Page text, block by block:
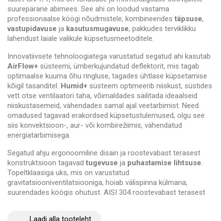
suurepärane abimees. See ahi on loodud vastama
professionaalse köögi nõudmistele, kombineerides täpsuse,
vastupidavuse ja kasutusmugavuse, pakkudes terviklikku
lahendust laiale valikule küpsetusmeetoditele.
Innovatiivsete tehnoloogiatega varustatud segatud ahi kasutab
AirFlow+ süsteemi, ümberkujundatud deflektorit, mis tagab
optimaalse kuuma õhu ringluse, tagades ühtlase küpsetamise
kõigil tasanditel. Humid+ süsteem optimeerib niiskust, süstides
vett otse ventilaatori taha, võimaldades säilitada ideaalseid
niiskustasemeid, vähendades samal ajal veetarbimist. Need
omadused tagavad erakordsed küpsetustulemused, olgu see
siis konvektsioon-, aur- või kombirežiimis, vähendatud
energiatarbimisega.
Segatud ahju ergonoomiline disain ja roostevabast terasest
konstruktsioon tagavad tugevuse ja puhastamise lihtsuse.
Topeltklaasiga uks, mis on varustatud
gravitatsiooniventilatsiooniga, hoiab välispinna külmana,
suurendades köögis ohutust. AISI 304 roostevabast terasest
Laadi alla tooteleht